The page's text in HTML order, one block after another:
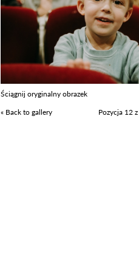
Ściągnij oryginalny obrazek
« Back to gallery
Pozycja 12